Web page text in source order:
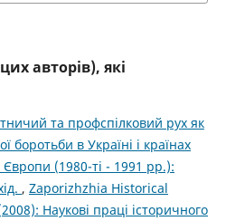
авторів), які
та профспілковий рух як
боротьби в Україні і країнах
Європи (1980-ті - 1991 рр.):
, Zaporizhzhia Historical
Наукові праці історичного